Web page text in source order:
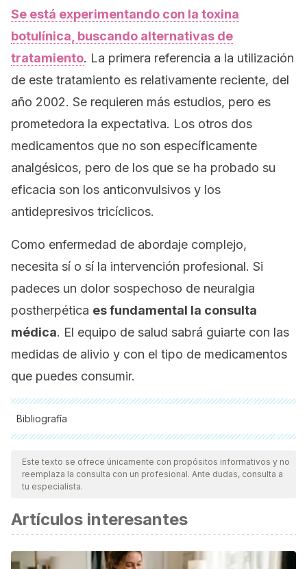
Se está experimentando con la toxina
botulínica, buscando alternativas de
tratamiento. La primera referencia a la utilización
de este tratamiento es relativamente reciente, del
año 2002. Se requieren más estudios, pero es
prometedora la expectativa. Los otros dos
medicamentos que no son específicamente
analgésicos, pero de los que se ha probado su
eficacia son los anticonvulsivos y los
antidepresivos tricíclicos.
Como enfermedad de abordaje complejo,
necesita sí o sí la intervención profesional. Si
padeces un dolor sospechoso de neuralgia
postherpética es fundamental la consulta
médica. El equipo de salud sabrá guiarte con las
medidas de alivio y con el tipo de medicamentos
que puedes consumir.
Bibliografía
Todas las fuentes citadas fueron revisadas a profundidad por
nuestro equipo, para asegurar su calidad, confiabilidad,
vigencia y validez.La bibliografía de este artículo fue
científica.
Rodríguez, María José Mena. "Herpes zoster y su principal
complicación: Neuralgia postherpética." Revista Médica de
Este texto se ofrece únicamente con propósitos informativos y no
reemplaza la consulta con un profesional. Ante dudas, consulta a
tu especialista.
Artículos interesantes